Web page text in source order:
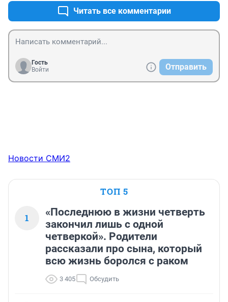
Читать все комментарии
Гость
Войти
Отправить
Новости СМИ2
ТОП 5
1
«Последнюю в жизни четверть
закончил лишь с одной
четверкой». Родители
рассказали про сына, который
всю жизнь боролся с раком
3 405 Обсудить